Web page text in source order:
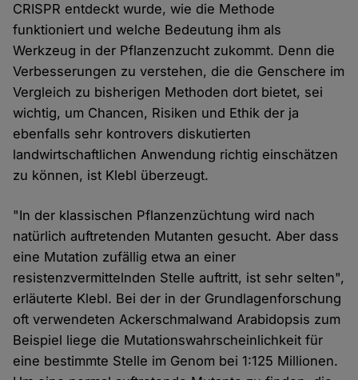
CRISPR entdeckt wurde, wie die Methode
funktioniert und welche Bedeutung ihm als
Werkzeug in der Pflanzenzucht zukommt. Denn die
Verbesserungen zu verstehen, die die Genschere im
Vergleich zu bisherigen Methoden dort bietet, sei
wichtig, um Chancen, Risiken und Ethik der ja
ebenfalls sehr kontrovers diskutierten
landwirtschaftlichen Anwendung richtig einschätzen
zu können, ist Klebl überzeugt.
"In der klassischen Pflanzenzüchtung wird nach
natürlich auftretenden Mutanten gesucht. Aber dass
eine Mutation zufällig etwa an einer
resistenzvermittelnden Stelle auftritt, ist sehr selten",
erläuterte Klebl. Bei der in der Grundlagenforschung
oft verwendeten Ackerschmalwand Arabidopsis zum
Beispiel liege die Mutationswahrscheinlichkeit für
eine bestimmte Stelle im Genom bei 1:125 Millionen.